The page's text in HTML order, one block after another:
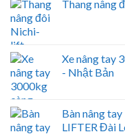
Thang nâng
Xe nâng tay
- Nhật Bản
Bàn nâng
LIFTER Đài